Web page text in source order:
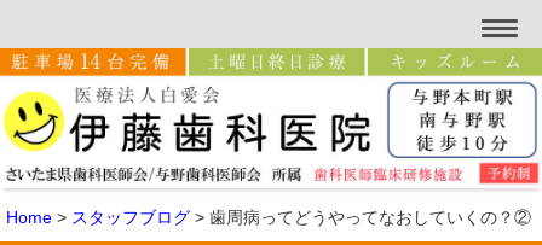
Home > スタッフブログ > 歯周病ってどうやってなおしていくの？②